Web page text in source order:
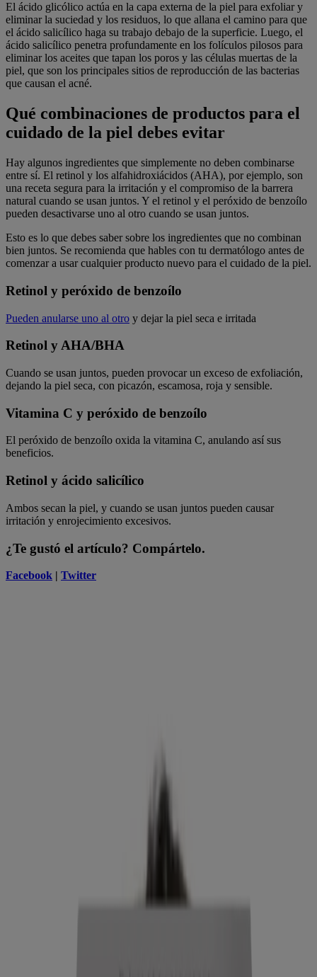
El ácido glicólico actúa en la capa externa de la piel para exfoliar y
eliminar la suciedad y los residuos, lo que allana el camino para que
el ácido salicílico haga su trabajo debajo de la superficie. Luego, el
ácido salicílico penetra profundamente en los folículos pilosos para
eliminar los aceites que tapan los poros y las células muertas de la
piel, que son los principales sitios de reproducción de las bacterias
que causan el acné.
Qué combinaciones de productos para el
cuidado de la piel debes evitar
Hay algunos ingredientes que simplemente no deben combinarse
entre sí. El retinol y los alfahidroxiácidos (AHA), por ejemplo, son
una receta segura para la irritación y el compromiso de la barrera
natural cuando se usan juntos. Y el retinol y el peróxido de benzoílo
pueden desactivarse uno al otro cuando se usan juntos.
Esto es lo que debes saber sobre los ingredientes que no combinan
bien juntos. Se recomienda que hables con tu dermatólogo antes de
comenzar a usar cualquier producto nuevo para el cuidado de la piel.
Retinol y peróxido de benzoílo
Pueden anularse uno al otro y dejar la piel seca e irritada
Retinol y AHA/BHA
Cuando se usan juntos, pueden provocar un exceso de exfoliación,
dejando la piel seca, con picazón, escamosa, roja y sensible.
Vitamina C y peróxido de benzoílo
El peróxido de benzoílo oxida la vitamina C, anulando así sus
beneficios.
Retinol y ácido salicílico
Ambos secan la piel, y cuando se usan juntos pueden causar
irritación y enrojecimiento excesivos.
¿Te gustó el artículo? Compártelo.
Facebook | Twitter
With Retinol, Hyaluronic Acid
Neutrógeno Textura resistente Nacinamida en suero,